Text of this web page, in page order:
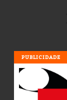
PUBLICIDADE